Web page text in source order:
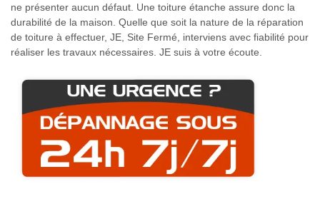
ne présenter aucun défaut. Une toiture étanche assure donc la
durabilité de la maison. Quelle que soit la nature de la réparation
de toiture à effectuer, JE, Site Fermé, interviens avec fiabilité pour
réaliser les travaux nécessaires. JE suis à votre écoute.